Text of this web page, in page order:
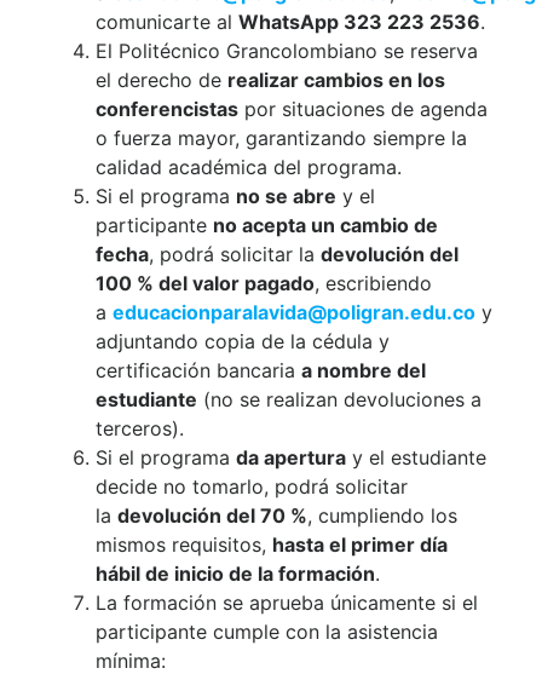
comunicarte al WhatsApp 323 223 2536.
El Politécnico Grancolombiano se reserva
el derecho de realizar cambios en los
conferencistas por situaciones de agenda
o fuerza mayor, garantizando siempre la
calidad académica del programa.
Si el programa no se abre y el
participante no acepta un cambio de
fecha, podrá solicitar la devolución del
100 % del valor pagado, escribiendo
a educacionparalavida@poligran.edu.co y
adjuntando copia de la cédula y
certificación bancaria a nombre del
estudiante (no se realizan devoluciones a
terceros).
Si el programa da apertura y el estudiante
decide no tomarlo, podrá solicitar
la devolución del 70 %, cumpliendo los
mismos requisitos, hasta el primer día
hábil de inicio de la formación.
La formación se aprueba únicamente si el
participante cumple con la asistencia
mínima: